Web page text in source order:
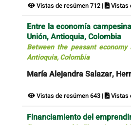
Vistas de resúmen 712 | Vistas
Entre la economía
Unión, Antioquia, Colombia
Between the peasant
Antioquia, Colombia
María Alejandra Salazar,
Vistas de resúmen 643 | Vistas
Financiamiento del